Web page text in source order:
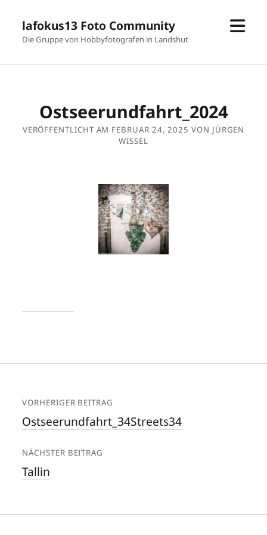
lafokus13 Foto Community
Die Gruppe von Hobbyfotografen in Landshut
Ostseerundfahrt_2024
VERÖFFENTLICHT AM FEBRUAR 24, 2025 VON JÜRGEN
WISSEL
VORHERIGER BEITRAG
Ostseerundfahrt_34Streets34
NÄCHSTER BEITRAG
Tallin